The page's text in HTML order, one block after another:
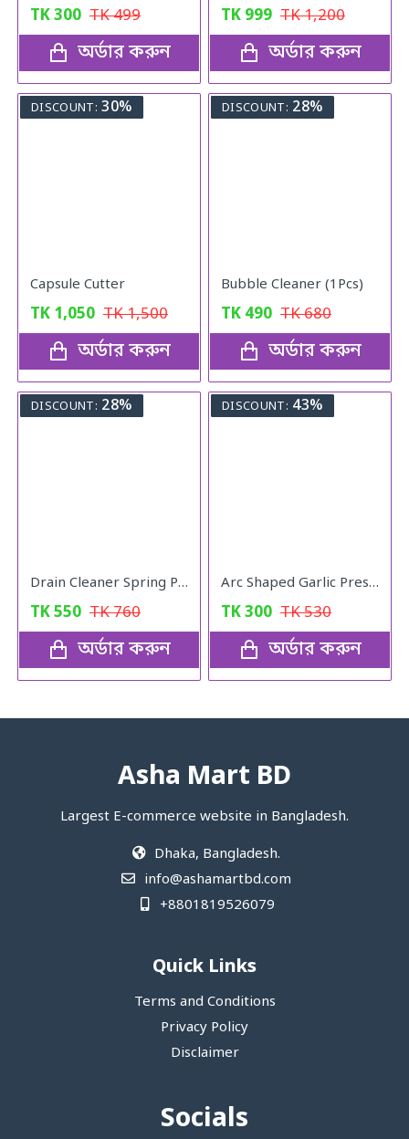
TK300 TK499
অর্ডার করুন
TK 999 TK1,200
অর্ডার করুন
DISCOUNT: 30%
Capsule Cutter
TK 1,050 TK1,500
অর্ডার করুন
DISCOUNT: 28%
Bubble Cleaner (1Pcs)
TK 490 TK680
অর্ডার করুন
DISCOUNT: 28%
Drain Cleaner Spring Pipe
TK550 TK760
অর্ডার করুন
DISCOUNT: 43%
Arc Shaped Garlic Press Crusher With Comfortable Grip
TK300 TK530
অর্ডার করুন
Asha Mart BD
Largest E-commerce website in Bangladesh.
Dhaka, Bangladesh.
info@ashamartbd.com
+8801819526079
Quick Links
Terms and Conditions
Privacy Policy
Disclaimer
Socials